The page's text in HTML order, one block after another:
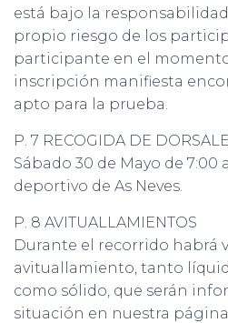
está bajo la
propio riesgo de los
participante en el
inscripción manifiesta
apto para la prueba.
P. 7 RECOGIDA DE
Sábado 30 de Mayo de 7:00
deportivo de As Neves.
P. 8 AVITUALLAMIENTOS
Durante el recorrido habrá
avituallamiento, tanto
como sólido, que serán
situación en nuestra